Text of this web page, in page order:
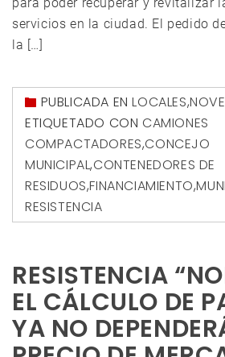
servicios en la ciudad. El pedido
la […]
PUBLICADA ENLOCALES,
ETIQUETADO CON CAMIONES
COMPACTADORES,CONCEJO
MUNICIPAL,CONTENEDORES DE
RESIDUOS,FINANCIAMIENTO,
RESISTENCIA
RESISTENCIA
EL CÁLCULO DE
YA NO